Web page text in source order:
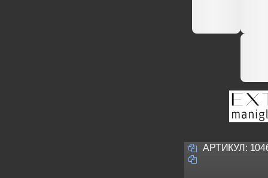
АРТИКУЛ: